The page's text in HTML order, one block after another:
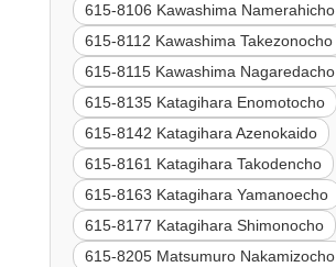
615-8106 Kawashima Namerahicho
615-8112 Kawashima Takezonocho
615-8115 Kawashima Nagaredacho
615-8135 Katagihara Enomotocho
615-8142 Katagihara Azenokaido
615-8161 Katagihara Takodencho
615-8163 Katagihara Yamanoecho
615-8177 Katagihara Shimonocho
615-8205 Matsumuro Nakamizocho